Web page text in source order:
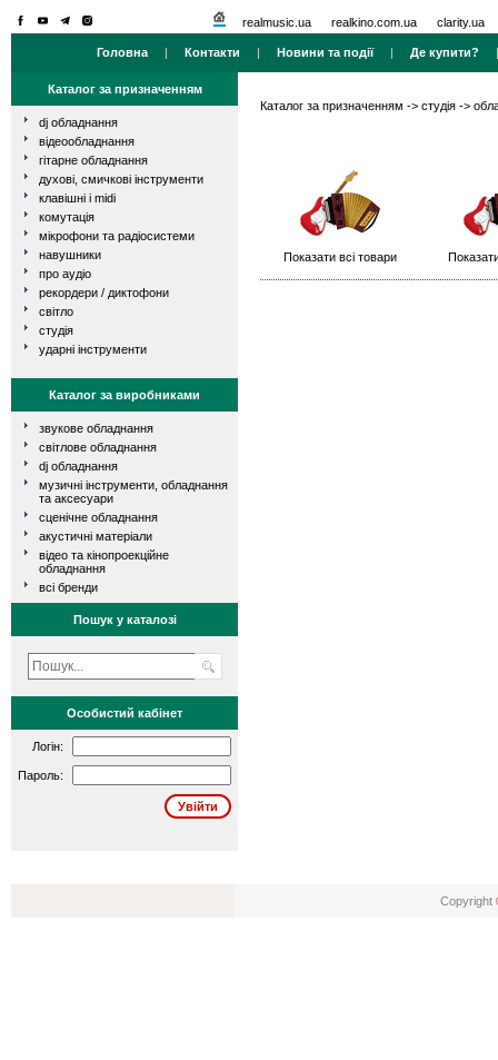
realmusic.ua realkino.com.ua clarity.ua
Головна | Контакти | Новини та події| Де купити?
Каталог за призначенням
dj обладнання
відеообладнання
гітарне обладнання
духові, смичкові інструменти
клавішні і midi
комутація
мікрофони та радіосистеми
навушники
про аудіо
рекордери / диктофони
світло
студія
ударні інструменти
Каталог за виробниками
звукове обладнання
світлове обладнання
dj обладнання
музичні інструменти, обладнання
та аксесуари
сценічне обладнання
акустичні матеріали
відео та кінопроекційне
обладнання
всі бренди
Пошук у каталозі
Особистий кабінет
Логін:
Пароль:
Каталог за призначенням -> студія ->
Показати всі товари
Copyright